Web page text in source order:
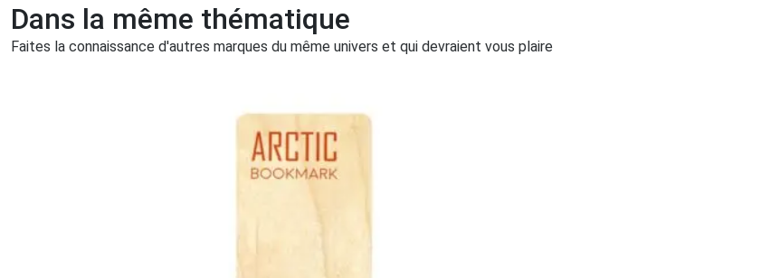
Dans la même thématique
Faites la connaissance d'autres marques du même univers et qui devraient vous plaire